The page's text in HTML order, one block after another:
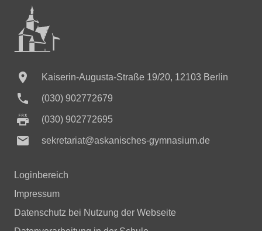
 Kaiserin-Augusta-Straße 19/20, 12103 Berlin
 (030) 902772679
(030) 902772695
 sekretariat@askanisches-gymnasium.de
Loginbereich
Impressum
Datenschutz bei Nutzung der Webseite